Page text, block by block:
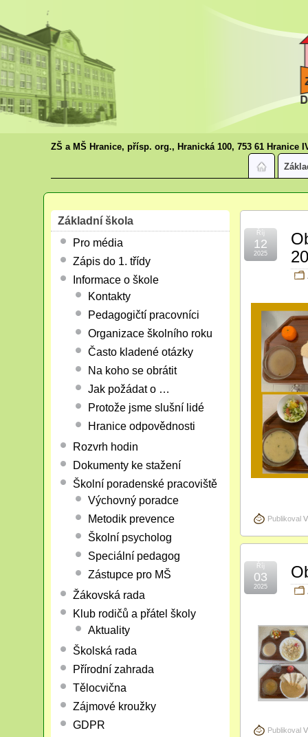
ZŠ a MŠ Hranice, přísp. org., Hranická 100, 753 61 Hranice
Říj
12
2025
Publikoval
Říj
03
2025
Publikoval
Základní škola
Pro média
Zápis do 1. třídy
Informace o škole
Kontakty
Pedagogičtí pracovníci
Organizace školního roku
Často kladené otázky
Na koho se obrátit
Jak požádat o …
Protože jsme slušní lidé
Hranice odpovědnosti
Rozvrh hodin
Dokumenty ke stažení
Školní poradenské pracoviště
Výchovný poradce
Metodik prevence
Školní psycholog
Speciální pedagog
Zástupce pro MŠ
Žákovská rada
Klub rodičů a přátel školy
Aktuality
Školská rada
Přírodní zahrada
Tělocvična
Zájmové kroužky
GDPR